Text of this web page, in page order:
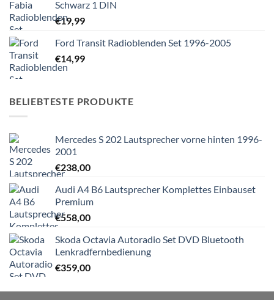
Schwarz 1 DIN
€19,99
Ford Transit Radioblenden Set 1996-2005
€14,99
BELIEBTESTE PRODUKTE
Mercedes S 202 Lautsprecher vorne hinten 1996-
2001
€238,00
Audi A4 B6 Lautsprecher Komplettes Einbauset
Premium
€558,00
Skoda Octavia Autoradio Set DVD Bluetooth
Lenkradfernbedienung
€359,00